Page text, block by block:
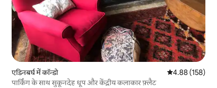
एडिनबर्घ में कॉन्डो औसत रेटिंग 5 में से
4.88 (158)
पार्किंग के साथ सुकूनदेह धूप और केंद्रीय कलाकार फ़्लैट